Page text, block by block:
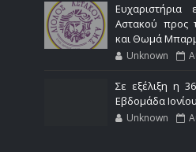
Ευχαριστήρια
Αστακού προς
και Θωμά
Unknown
Σε εξέλιξη η
Εβδομάδα Ιονίου
Unknown